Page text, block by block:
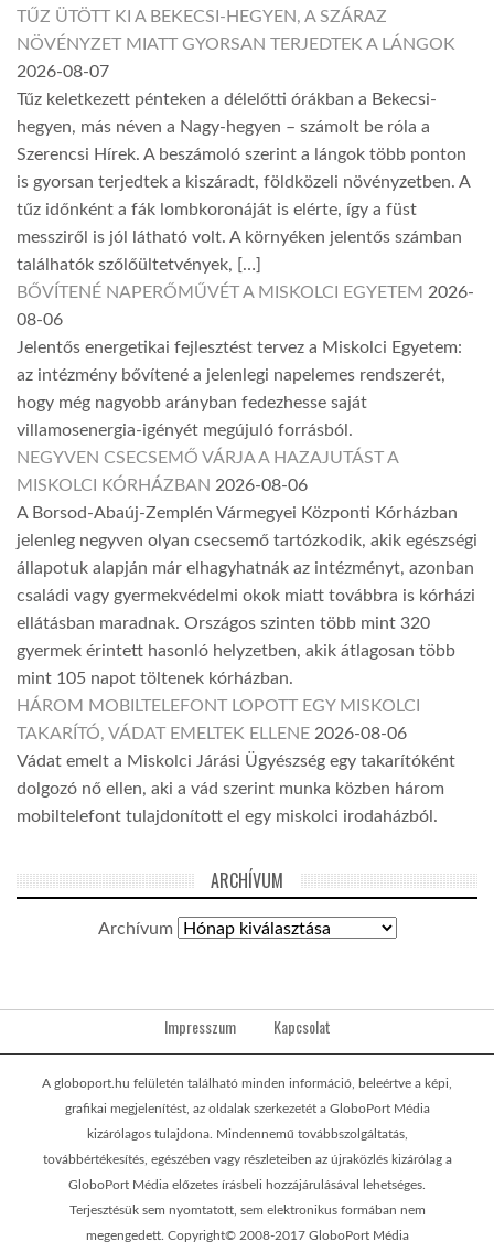
TŰZ ÜTÖTT KI A BEKECSI-HEGYEN, A SZÁRAZ
NÖVÉNYZET MIATT GYORSAN TERJEDTEK A LÁNGOK
2026-08-07
Tűz keletkezett pénteken a délelőtti órákban a Bekecsi-
hegyen, más néven a Nagy-hegyen – számolt be róla a
Szerencsi Hírek. A beszámoló szerint a lángok több ponton
is gyorsan terjedtek a kiszáradt, földközeli növényzetben. A
tűz időnként a fák lombkoronáját is elérte, így a füst
messziről is jól látható volt. A környéken jelentős számban
találhatók szőlőültetvények, […]
BŐVÍTENÉ NAPERŐMŰVÉT A MISKOLCI EGYETEM 2026-
08-06
Jelentős energetikai fejlesztést tervez a Miskolci Egyetem:
az intézmény bővítené a jelenlegi napelemes rendszerét,
hogy még nagyobb arányban fedezhesse saját
villamosenergia-igényét megújuló forrásból.
NEGYVEN CSECSEMŐ VÁRJA A HAZAJUTÁST A
MISKOLCI KÓRHÁZBAN 2026-08-06
A Borsod-Abaúj-Zemplén Vármegyei Központi Kórházban
jelenleg negyven olyan csecsemő tartózkodik, akik egészségi
állapotuk alapján már elhagyhatnák az intézményt, azonban
családi vagy gyermekvédelmi okok miatt továbbra is kórházi
ellátásban maradnak. Országos szinten több mint 320
gyermek érintett hasonló helyzetben, akik átlagosan több
mint 105 napot töltenek kórházban.
HÁROM MOBILTELEFONT LOPOTT EGY MISKOLCI
TAKARÍTÓ, VÁDAT EMELTEK ELLENE 2026-08-06
Vádat emelt a Miskolci Járási Ügyészség egy takarítóként
dolgozó nő ellen, aki a vád szerint munka közben három
mobiltelefont tulajdonított el egy miskolci irodaházból.
ARCHÍVUM
Archívum
Impresszum Kapcsolat
A globoport.hu felületén található minden információ, beleértve a képi,
grafikai megjelenítést, az oldalak szerkezetét a GloboPort Média
kizárólagos tulajdona. Mindennemű továbbszolgáltatás,
továbbértékesítés, egészében vagy részleteiben az újraközlés kizárólag a
GloboPort Média előzetes írásbeli hozzájárulásával lehetséges.
Terjesztésük sem nyomtatott, sem elektronikus formában nem
megengedett. Copyright© 2008-2017 GloboPort Média